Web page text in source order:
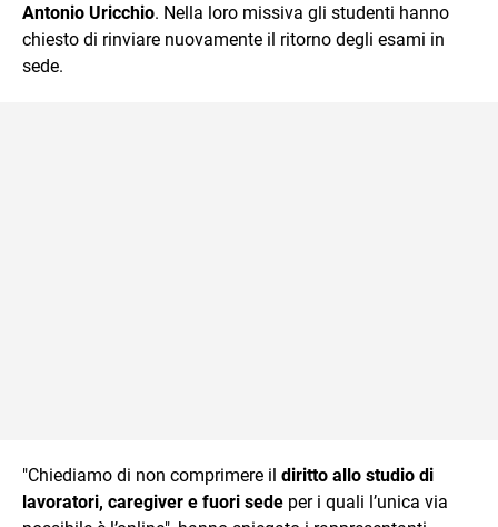
Antonio Uricchio. Nella loro missiva gli studenti hanno
chiesto di rinviare nuovamente il ritorno degli esami in
sede.
"Chiediamo di non comprimere il diritto allo studio di
lavoratori, caregiver e fuori sede per i quali l’unica via